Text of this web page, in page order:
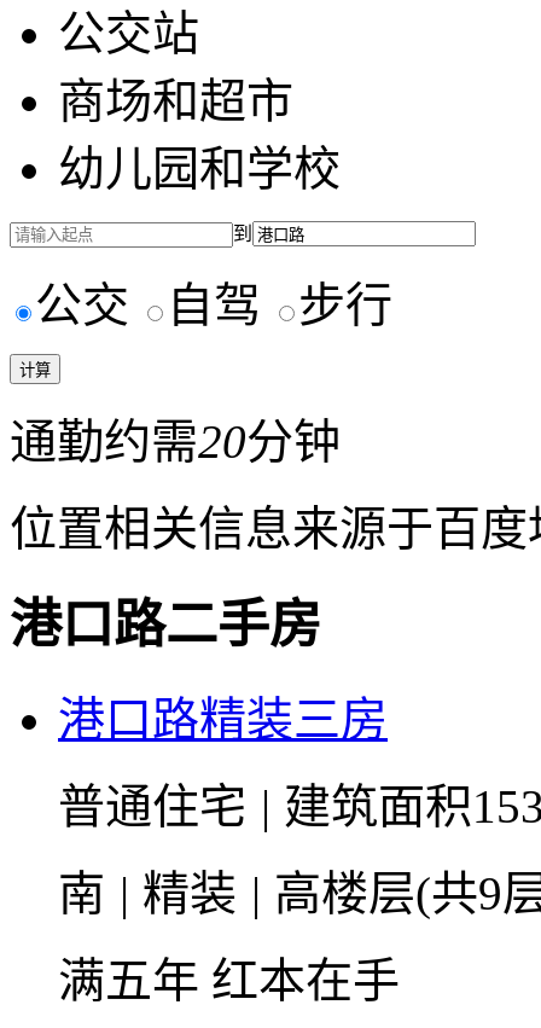
公交站
商场和超市
幼儿园和学校
到
公交 自驾 步行
通勤约需20分钟
位置相关信息来源于百
港口路二手房
港口路精装三房
普通住宅 | 建筑面积
南 | 精装 | 高楼层(共9
满五年 红本在手